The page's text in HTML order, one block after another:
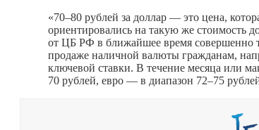
«70–80 рублей за доллар — это цена,
ориентировались на такую же стоимость
от ЦБ РФ в ближайшее время совершенно
продаже наличной валюты гражданам,
ключевой ставки. В течение месяца или
70 рублей, евро — в диапазон 72–75